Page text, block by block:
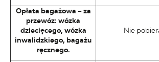
Opłata bagażowa – za
przewóz: wózka
dziecięcego, wózka
inwalidzkiego, bagażu
ręcznego.
Nie